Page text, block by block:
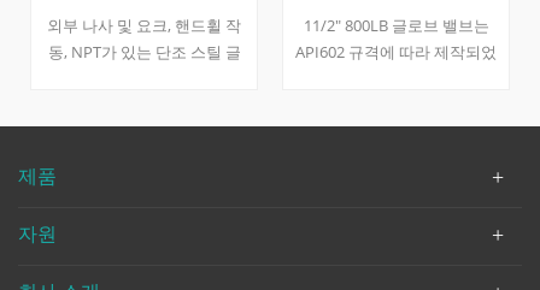
외부 나사 및 요크, 핸드휠 작
동, NPT가 있는 단조 스틸 글
되었습니다.
API602
11/2" 800LB 글로브 밸브는
API602 규격에 따라 제작되었
용접 보닛의 구조적 특성을
는 SW이며 핸드 휠 작동 모드
제품
자원